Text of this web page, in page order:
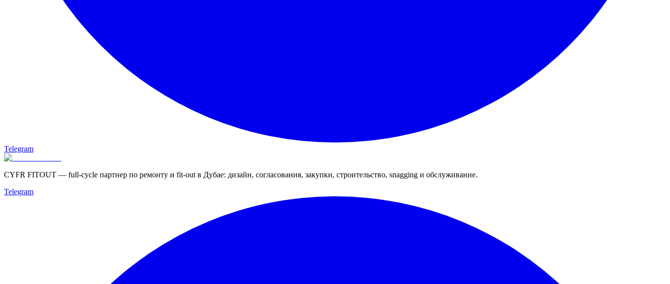
Telegram
CYFR FITOUT — full-cycle партнер по ремонту и fit-out в Дубае: дизайн, согласования, закупки, строительство, snagging и обслуживание.
Telegram